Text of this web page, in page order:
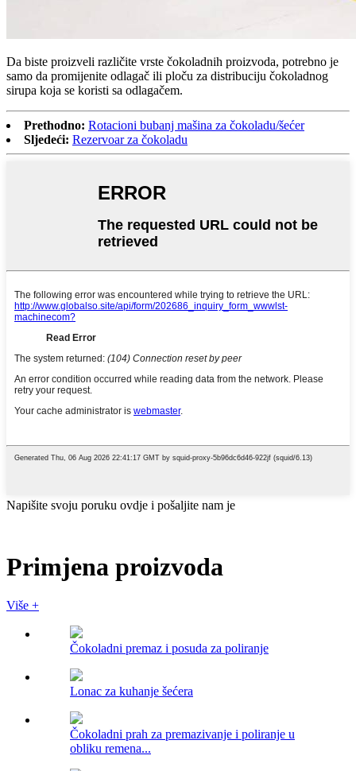
Da biste proizveli različite vrste čokoladnih proizvoda, potrebno je
samo da promijenite odlagač ili ploču za distribuciju čokoladnog
sirupa koja se koristi sa odlagačem.
Prethodno: Rotacioni bubanj mašina za čokoladu/šećer
Sljedeći: Rezervoar za čokoladu
Napišite svoju poruku ovdje i pošaljite nam je
Primjena proizvoda
Više +
Čokoladni premaz i posuda za poliranje
Lonac za kuhanje šećera
Čokoladni prah za premazivanje i poliranje u
obliku remena...